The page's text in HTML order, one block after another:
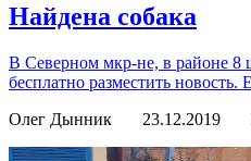
Найдена собака
В Северном мкр-не, в районе 8
бесплатно разместить
Олег Дынник
23.12.2019